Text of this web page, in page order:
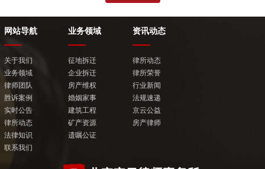
大气凛然为正气，明辨是非护尊严
网站导航
关于我们
业务领域
律师团队
胜诉案例
实时公告
律所动态
法律知识
联系我们
业务领域
征地拆迁
企业拆迁
房产维权
婚姻家事
建筑工程
矿产资源
遗嘱公证
资讯动态
律所动态
律所荣誉
行业新闻
法规速递
京云公益
房产律师